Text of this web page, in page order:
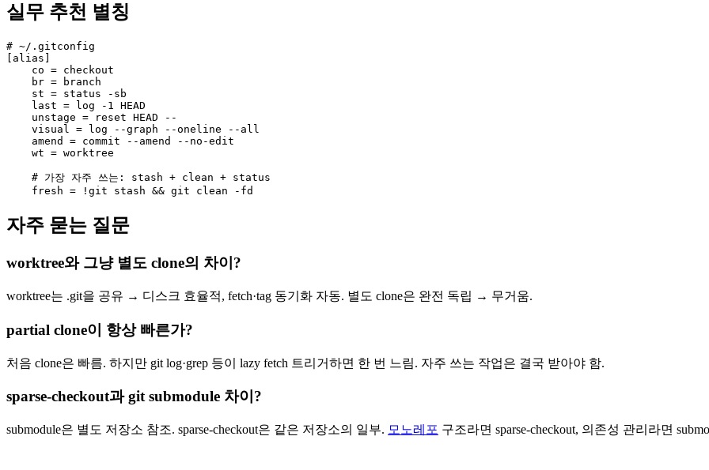
실무 추천 별칭
# ~/.gitconfig
[alias]
    co = checkout
    br = branch
    st = status -sb
    last = log -1 HEAD
    unstage = reset HEAD --
    visual = log --graph --oneline --all
    amend = commit --amend --no-edit
    wt = worktree
    # 가장 자주 쓰는: stash + clean + status
    fresh = !git stash && git clean -fd
자주 묻는 질문
worktree와 그냥 별도 clone의 차이?
worktree는 .git을 공유 → 디스크 효율적, fetch·tag 동기화 자동. 별도 clone은 완전 독립 → 무거움.
partial clone이 항상 빠른가?
처음 clone은 빠름. 하지만 git log·grep 등이 lazy fetch 트리거하면 한 번 느림. 자주 쓰는 작업은 결국 받아야 함.
sparse-checkout과 git submodule 차이?
submodule은 별도 저장소 참조. sparse-checkout은 같은 저장소의 일부. 모노레포 구조라면 sparse-checkout, 의존성 관리라면